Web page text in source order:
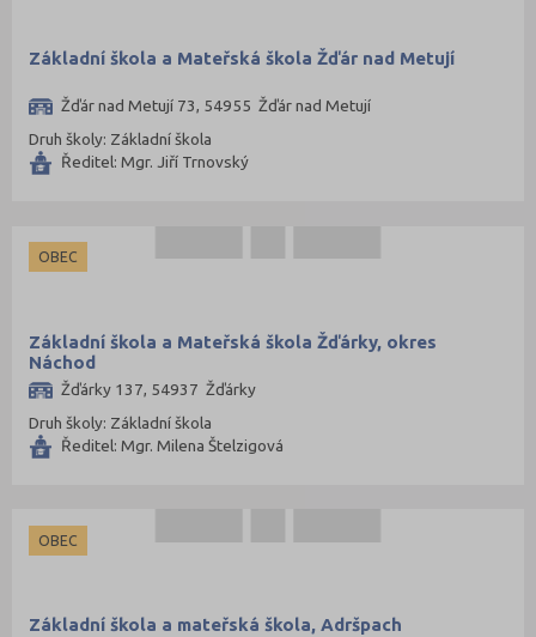
Základní škola a Mateřská škola Žďár nad Metují
Žďár nad Metují 73, 54955 Žďár nad Metují
Druh školy: Základní škola
Ředitel: Mgr. Jiří Trnovský
OBEC
Základní škola a Mateřská škola Žďárky, okres
Náchod
Žďárky 137, 54937 Žďárky
Druh školy: Základní škola
Ředitel: Mgr. Milena Štelzigová
OBEC
Základní škola a mateřská škola, Adršpach